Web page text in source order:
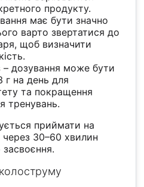
продукту.
має бути значно
варто звертатися до
щоб визначити
– дозування може бути
г на день для
та покращення
тренувань.
приймати на
30–60 хвилин
засвоєння.